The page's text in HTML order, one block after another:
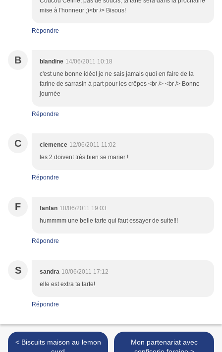
mise à l'honneur ;)<br /> Bisous!
Répondre
B blandine 14/06/2011 10:18
c'est une bonne idée! je ne sais jamais quoi en faire de la
farine de sarrasin à part pour les crêpes <br /> <br /> Bonne
journée
Répondre
C clemence 12/06/2011 11:02
les 2 doivent très bien se marier !
Répondre
F fanfan 10/06/2011 19:03
hummmm une belle tarte qui faut essayer de suite!!!
Répondre
S sandra 10/06/2011 17:12
elle est extra ta tarte!
Répondre
< Biscuits maison au lemon
Mon partenariat avec